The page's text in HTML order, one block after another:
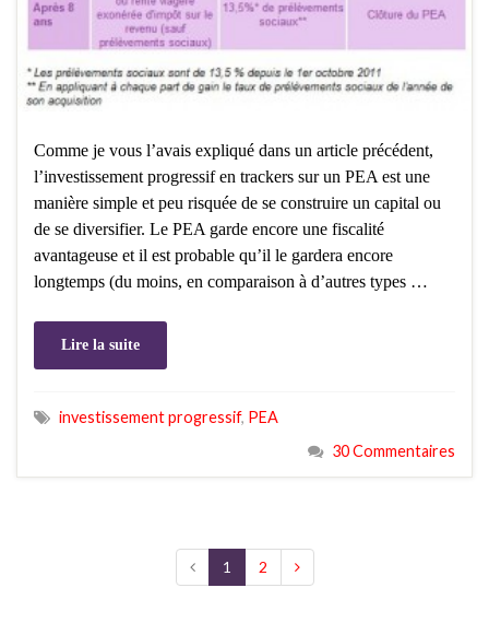
Comme je vous l’avais expliqué dans un article précédent,
l’investissement progressif en trackers sur un PEA est une
manière simple et peu risquée de se construire un capital ou
de se diversifier. Le PEA garde encore une fiscalité
avantageuse et il est probable qu’il le gardera encore
longtemps (du moins, en comparaison à d’autres types …
Lire la suite
investissement progressif, PEA
30 Commentaires
1 2